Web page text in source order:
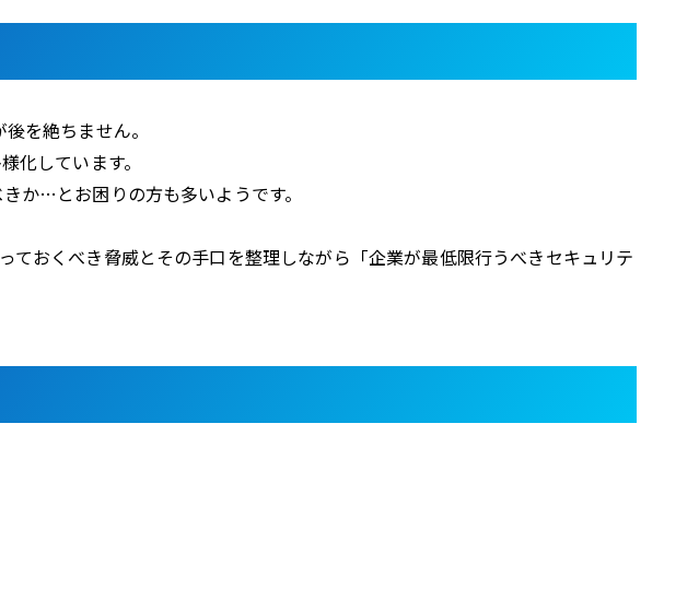
を絶ちません。
化しています。
か…とお困りの方も多いようです。
おくべき脅威とその手口を整理しながら「企業が最低限行うべきセキュリテ